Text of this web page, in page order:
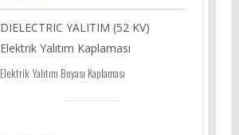
DIELECTRIC YALITIM (52 KV)
Elektrik Yalıtım Kaplaması
Elektrik Yalıtım Boyası Kaplaması